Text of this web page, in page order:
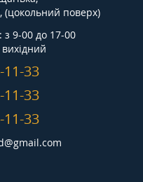
(цокольний поверх)
з 9-00 до 17-00
11-33
11-33
11-33